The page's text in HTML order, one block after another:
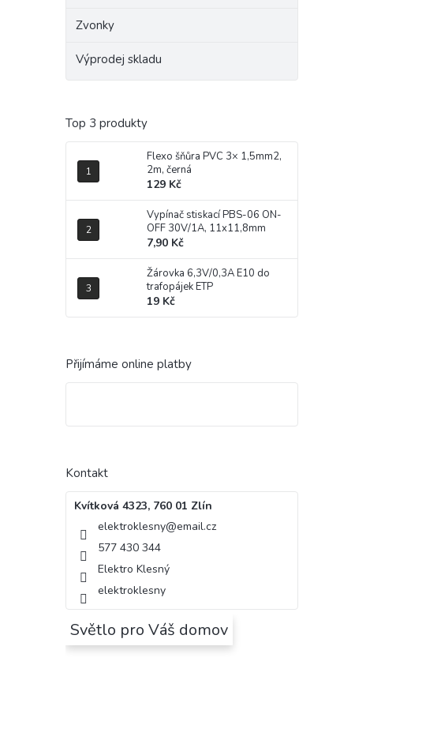
Zvonky
Výprodej skladu
Top 3 produkty
Flexo šňůra PVC 3× 1,5mm2,
2m, černá
129 Kč
Vypínač stiskací PBS-06 ON-
OFF 30V/1A, 11x11,8mm
7,90 Kč
Žárovka 6,3V/0,3A E10 do
trafopájek ETP
19 Kč
Přijímáme online platby
Kontakt
Kvítková 4323, 760 01 Zlín
elektroklesny@email.cz
577 430 344
Elektro Klesný
elektroklesny
Světlo pro Váš domov